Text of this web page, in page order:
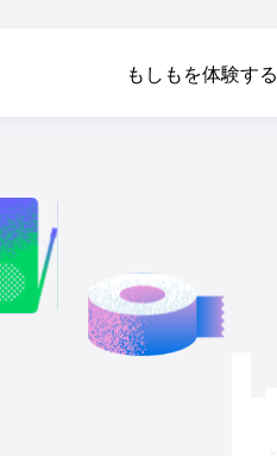
もしもを体験する